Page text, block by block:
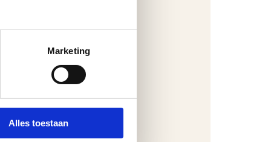
Marketing
Alles toestaan